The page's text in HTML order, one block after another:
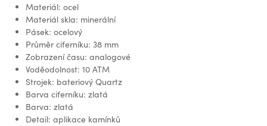
Materiál: ocel
Materiál skla: minerální
Pásek: ocelový
Průměr ciferníku: 38 mm
Zobrazení času: analogové
Voděodolnost: 10 ATM
Strojek: bateriový Quartz
Barva ciferníku: zlatá
Barva: zlatá
Detail: aplikace kamínků